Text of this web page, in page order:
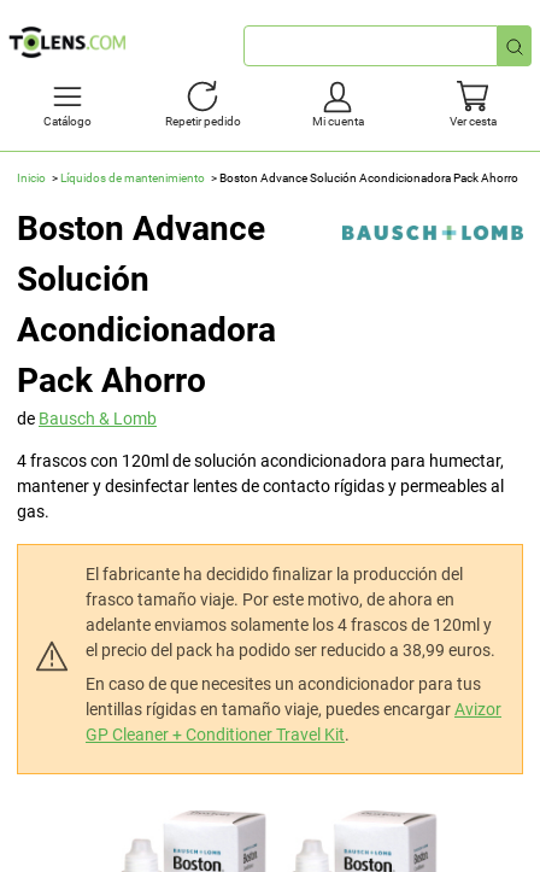
Búsqueda
rápida
Catálogo Repetir pedido Mi cuenta Ver cesta
Inicio Líquidos de mantenimiento Boston Advance Solución Acondicionadora Pack Ahorro
Boston Advance
Solución
Acondicionadora
Pack Ahorro
de Bausch & Lomb
4 frascos con 120ml de solución acondicionadora para humectar,
mantener y desinfectar lentes de contacto rígidas y permeables al
gas.
El fabricante ha decidido finalizar la producción del
frasco tamaño viaje. Por este motivo, de ahora en
adelante enviamos solamente los 4 frascos de 120ml y
el precio del pack ha podido ser reducido a 38,99 euros.
En caso de que necesites un acondicionador para tus
lentillas rígidas en tamaño viaje, puedes encargarAvizor
GP Cleaner + Conditioner Travel Kit.